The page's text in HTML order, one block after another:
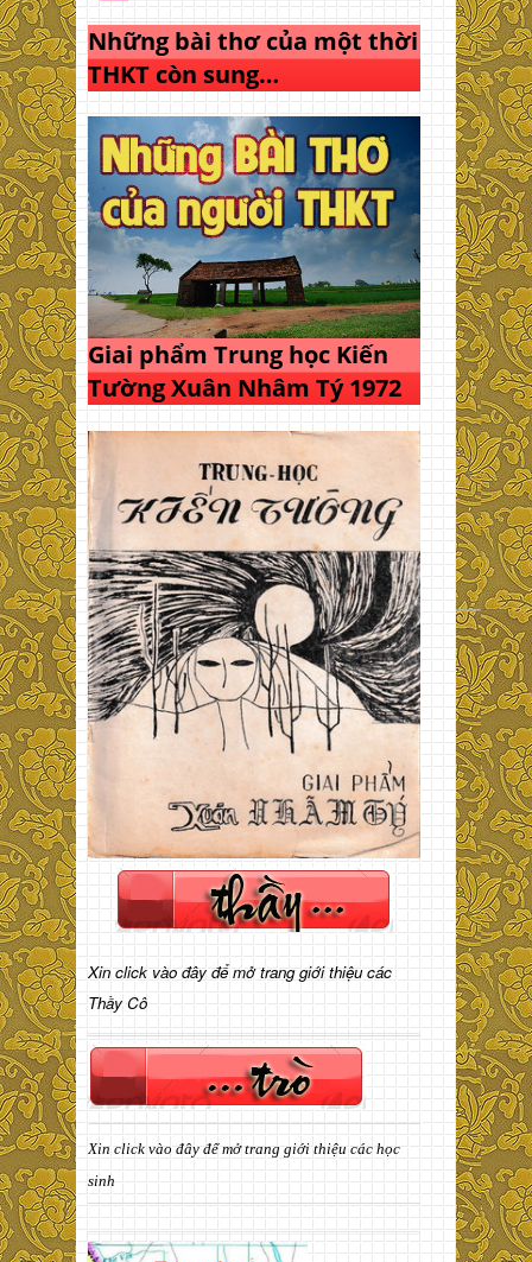
Những bài thơ của một thời
THKT còn sung…
Giai phẩm Trung học Kiến
Tường Xuân Nhâm Tý 1972
Xin click vào đây để mở trang giới thiệu các
Thầy Cô
Xin click vào đây để mở trang giới thiệu các học
sinh